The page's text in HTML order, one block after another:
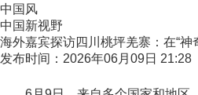
中国风
中国新视野
海外嘉宾探访四川桃坪羌寨：在“
发布时间：2026年06月09日